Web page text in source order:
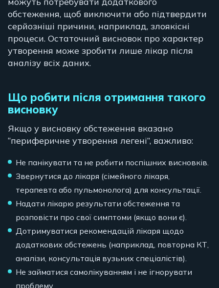
обстеження, щоб виключити або підтвердити
серйозніші причини, наприклад, злоякісні
процеси. Остаточний висновок про характер
утворення може зробити лише лікар після
аналізу всіх даних.
Що робити після отримання такого
висновку
Якщо у висновку обстеження вказано
“периферичне утворення легені”, важливо:
Не панікувати та не робити поспішних висновків.
Звернутися до лікаря (сімейного лікаря,
терапевта або пульмонолога) для консультації.
Надати лікарю результати обстеження та
розповісти про свої симптоми (якщо вони є).
Дотримуватися рекомендацій лікаря щодо
додаткових обстежень (наприклад, повторна КТ,
аналізи, консультація вузьких спеціалістів).
Не займатися самолікуванням і не ігнорувати
проблему.